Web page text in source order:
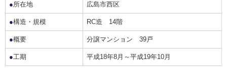
●所在地 広島市西区
●構造・規模 RC造 14階
●概要 分譲マンション 39戸
●工期 平成18年8月～平成19年10月